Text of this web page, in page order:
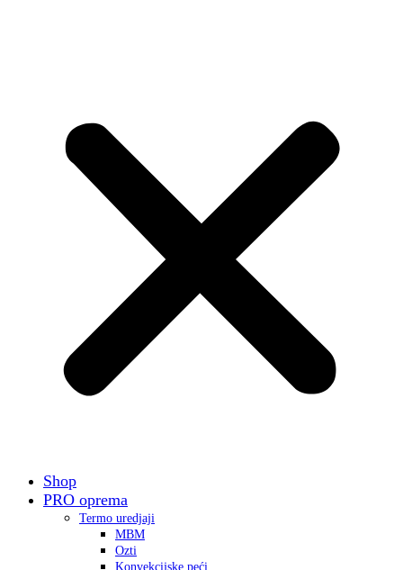
Shop
PRO oprema
Termo uredjaji
MBM
Ozti
Konvekcijske peći